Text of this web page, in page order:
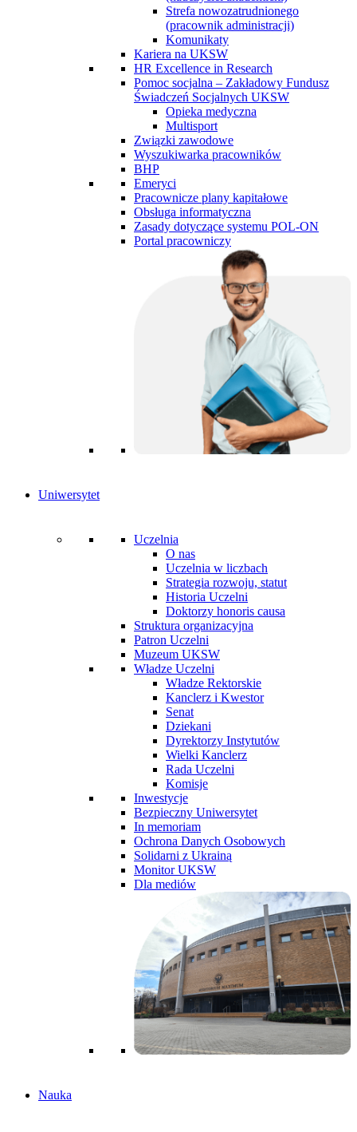
Strefa nowozatrudnionego
(pracownik administracji)
Komunikaty
Kariera na UKSW
HR Excellence in Research
Pomoc socjalna – Zakładowy Fundusz
Świadczeń Socjalnych UKSW
Opieka medyczna
Multisport
Związki zawodowe
Wyszukiwarka pracowników
BHP
Emeryci
Pracownicze plany kapitałowe
Obsługa informatyczna
Zasady dotyczące systemu POL-ON
Portal pracowniczy
Uniwersytet
Uczelnia
O nas
Uczelnia w liczbach
Strategia rozwoju, statut
Historia Uczelni
Doktorzy honoris causa
Struktura organizacyjna
Patron Uczelni
Muzeum UKSW
Władze Uczelni
Władze Rektorskie
Kanclerz i Kwestor
Senat
Dziekani
Dyrektorzy Instytutów
Wielki Kanclerz
Rada Uczelni
Komisje
Inwestycje
Bezpieczny Uniwersytet
In memoriam
Ochrona Danych Osobowych
Solidarni z Ukrainą
Monitor UKSW
Dla mediów
Nauka